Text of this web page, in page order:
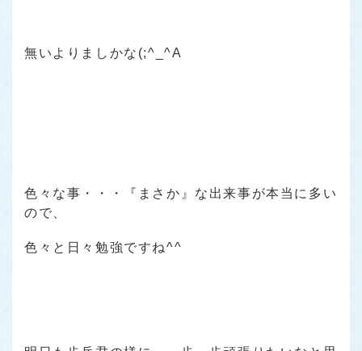
無いよりましかな(;^_^A
色々な事・・・『まさか』な出来事が本当に多い
ので、
色々と日々勉強ですね^^